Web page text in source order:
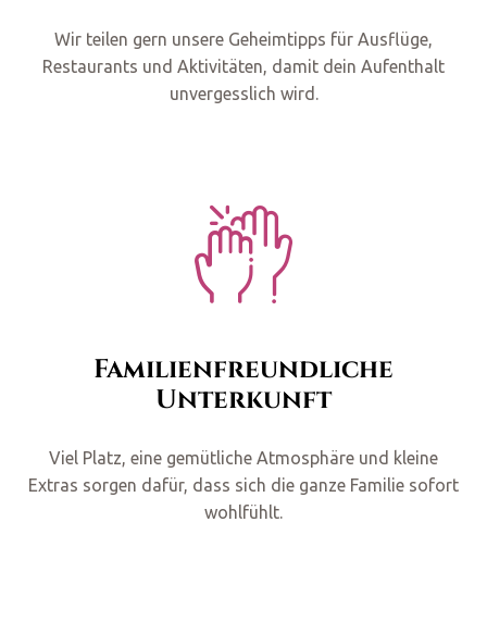
Wir teilen gern unsere Geheimtipps für Ausflüge,
Restaurants und Aktivitäten, damit dein Aufenthalt
unvergesslich wird.
Familienfreundliche
Unterkunft
Viel Platz, eine gemütliche Atmosphäre und kleine
Extras sorgen dafür, dass sich die ganze Familie sofort
wohlfühlt.